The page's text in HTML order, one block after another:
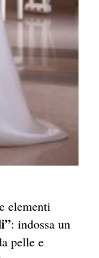
elementi
: indossa un
pelle e